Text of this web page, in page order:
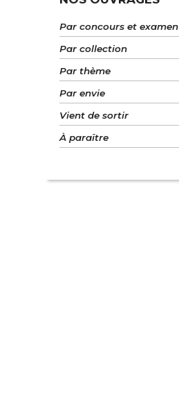
Par concours et examen
Par collection
Par thème
Par envie
Vient de sortir
À paraître